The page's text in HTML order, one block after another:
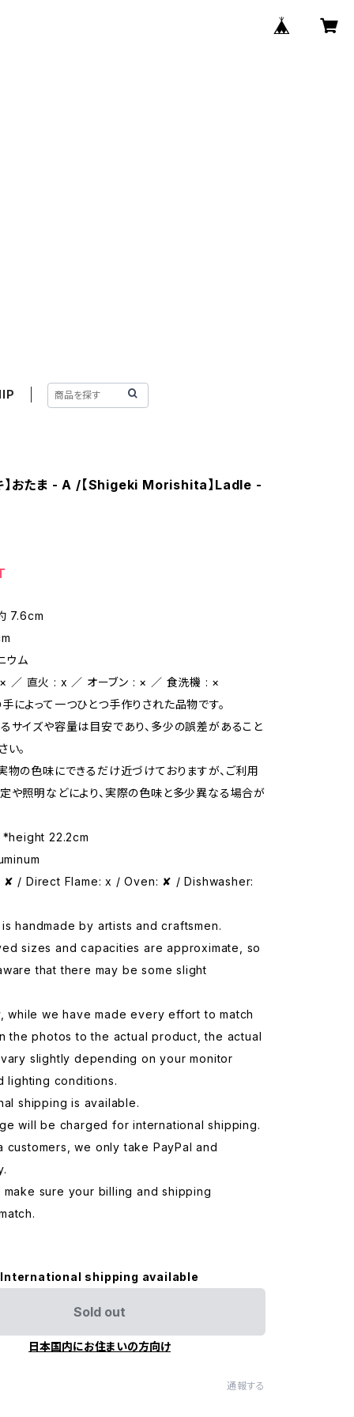
】おたま - A /【Shigeki Morishita】Ladle -
7.6cm
ウム
／ 直火 : x ／ オーブン : × ／ 食洗機 : ×
によって一つひとつ手作りされた品物です。
サイズや容量は目安であり、多少の誤差があること
い。
物の色味にできるだけ近づけておりますが、ご利用
や照明などにより、実際の色味と多少異なる場合が
22.2cm
✘ / Direct Flame: x / Oven: ✘ / Dishwasher:
is handmade by artists and craftsmen.
sizes and capacities are approximate, so
that there may be some slight
while we have made every effort to match
the photos to the actual product, the actual
slightly depending on your monitor
lighting conditions.
shipping is available.
will be charged for international shipping.
customers, we only take PayPal and
make sure your billing and shipping
International shipping available
Sold out
日本国内にお住まいの方向け
通報する